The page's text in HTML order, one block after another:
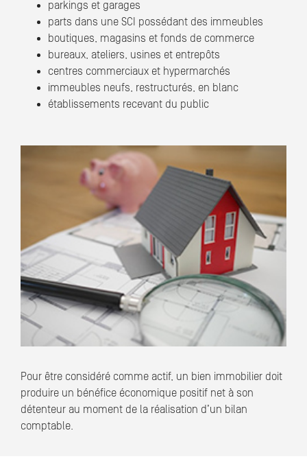
parkings et garages
parts dans une SCI possédant des immeubles
boutiques, magasins et fonds de commerce
bureaux, ateliers, usines et entrepôts
centres commerciaux et hypermarchés
immeubles neufs, restructurés, en blanc
établissements recevant du public
Pour être considéré comme actif, un bien immobilier doit
produire un bénéfice économique positif net à son
détenteur au moment de la réalisation d’un bilan
comptable.